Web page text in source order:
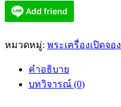
หมวดหมู่: พระเครื่องเปิดจอง
คำอธิบาย
บทวิจารณ์ (0)